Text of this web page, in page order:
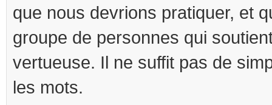
que nous devrions pratiquer, et
groupe de personnes qui
vertueuse. Il ne suffit pas de
les mots.